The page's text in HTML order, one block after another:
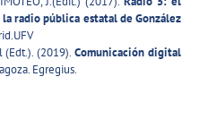
radio pública estatal de González
(Edt.). (2019).Comunicación digital
Egregius.